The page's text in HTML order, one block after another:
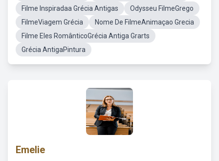
Filme Inspiradaa Grécia Antigas
Odysseu FilmeGrego
FilmeViagem Grécia
Nome De FilmeAnimaçao Grecia
Filme Eles RomânticoGrécia Antiga Grarts
Grécia AntigaPintura
Emelie